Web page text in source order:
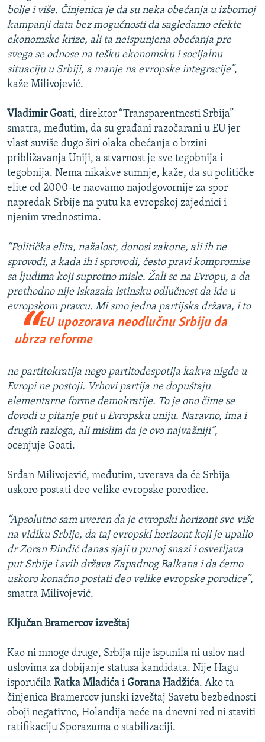
bolje i više. Činjenica je da su neka obećanja u izbornoj
kampanji data bez mogućnosti da sagledamo efekte
ekonomske krize, ali ta neispunjena obećanja pre
svega se odnose na tešku ekonomsku i socijalnu
situaciju u Srbiji, a manje na evropske integracije”,
kaže Milivojević.
Vladimir Goati, direktor “Transparentnosti Srbija”
smatra, međutim, da su građani razočarani u EU jer
vlast suviše dugo širi olaka obećanja o brzini
približavanja Uniji, a stvarnost je sve tegobnija i
tegobnija. Nema nikakve sumnje, kaže, da su političke
elite od 2000-te naovamo najodgovornije za spor
napredak Srbije na putu ka evropskoj zajednici i
njenim vrednostima.
“Politička elita, nažalost, donosi zakone, ali ih ne
sprovodi, a kada ih i sprovodi, često pravi kompromise
sa ljudima koji suprotno misle. Žali se na Evropu, a da
prethodno nije iskazala istinsku odlučnost da ide u
evropskom pr
EU upozorava neodlučnu Srbiju da
ubrza reforme
avcu. Mi smo jedna partijska država, i to
ne partitokratija nego partitodespotija kakva nigde u
Evropi ne postoji. Vrhovi partija ne dopuštaju
elementarne forme demokratije. To je ono čime se
dovodi u pitanje put u Evropsku uniju. Naravno, ima i
drugih razloga, ali mislim da je ovo najvažniji”,
ocenjuje Goati.
Srđan Milivojević, međutim, uverava da će Srbija
uskoro postati deo velike evropske porodice.
“Apsolutno sam uveren da je evropski horizont sve više
na vidiku Srbije, da taj evropski horizont koji je upalio
dr Zoran Đinđić danas sjaji u punoj snazi i osvetljava
put Srbije i svih država Zapadnog Balkana i da ćemo
uskoro konačno postati deo velike evropske porodice”,
smatra Milivojević.
Ključan Bramercov izveštaj
Kao ni mnoge druge, Srbija nije ispunila ni uslov nad
uslovima za dobijanje statusa kandidata. Nije Hagu
isporučila Ratka Mladića i Gorana Hadžića. Ako ta
činjenica Bramercov junski izveštaj Savetu bezbednosti
oboji negativno, Holandija neće na dnevni red ni staviti
ratifikaciju Sporazuma o stabilizaciji.